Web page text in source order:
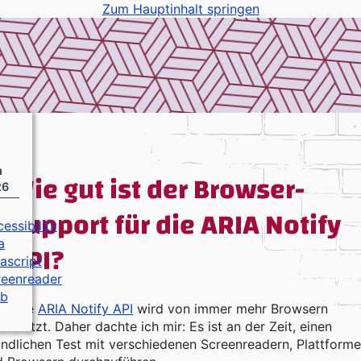
Zum Hauptinhalt springen
Wie gut ist der Browser-
Support für die ARIA Notify
API?
neue ARIA Notify API wird von immer mehr Browsern
Daher dachte ich mir: Es ist an der Zeit, einen
Test mit verschiedenen Screenreadern,